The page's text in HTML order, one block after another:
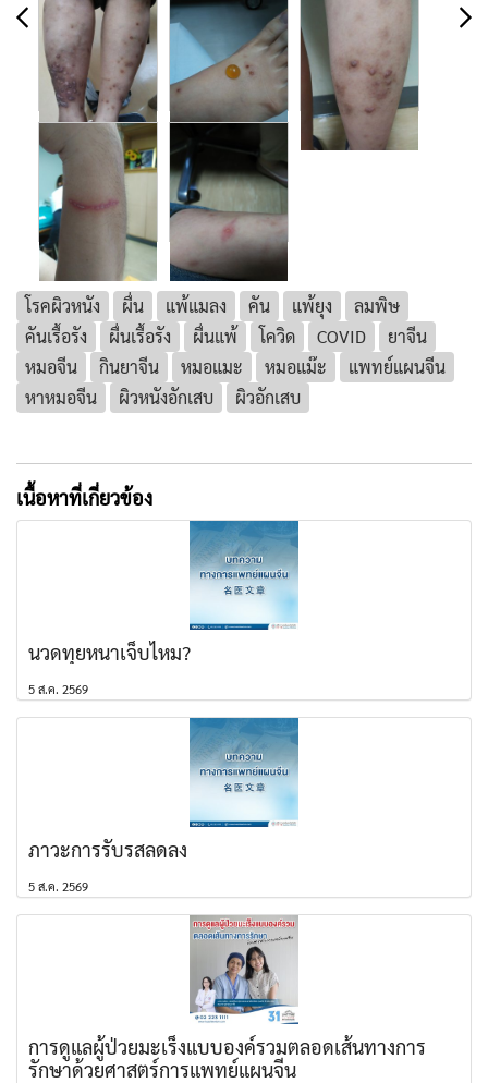
โรคผิวหนัง ผื่น แพ้แมลง คัน แพ้ยุง
ลมพิษ
คันเรื้อรัง
ผื่นเรื้อรัง ผื่นแพ้ โควิด COVID
ยาจีน
หมอจีน
กินยาจีน หมอแมะ หมอแม๊ะ
แพทย์แผนจีน
หาหมอจีน
ผิวหนังอักเสบ ผิวอักเสบ
เนื้อหาที่เกี่ยวข้อง
นวดทุยหนาเจ็บไหม?
5 ส.ค. 2569
ภาวะการรับรสลดลง
5 ส.ค. 2569
การดูแลผู้ป่วยมะเร็งแบบองค์รวมตลอดเส้นทางการ
รักษาด้วยศาสตร์การแพทย์แผนจีน